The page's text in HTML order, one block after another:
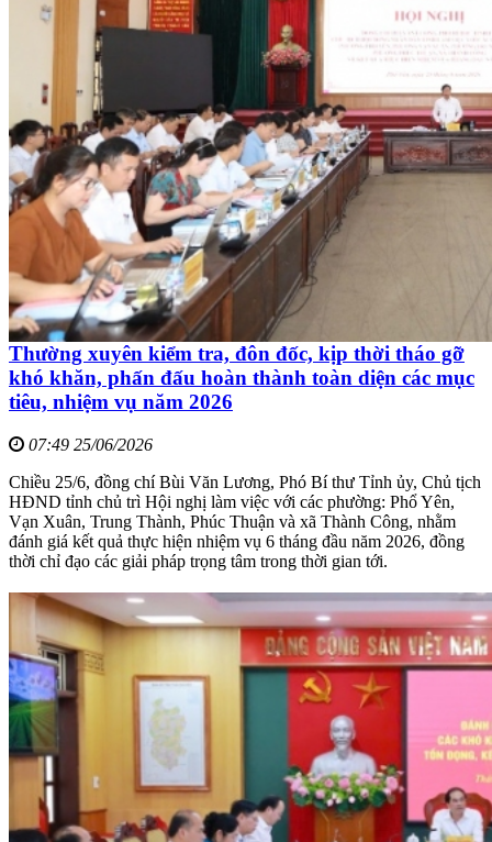
Thường xuyên kiểm tra, đôn đốc, kịp thời tháo gỡ
khó khăn, phấn đấu hoàn thành toàn diện các mục
tiêu, nhiệm vụ năm 2026
07:49 25/06/2026
Chiều 25/6, đồng chí Bùi Văn Lương, Phó Bí thư Tỉnh ủy, Chủ tịch
HĐND tỉnh chủ trì Hội nghị làm việc với các phường: Phổ Yên,
Vạn Xuân, Trung Thành, Phúc Thuận và xã Thành Công, nhằm
đánh giá kết quả thực hiện nhiệm vụ 6 tháng đầu năm 2026, đồng
thời chỉ đạo các giải pháp trọng tâm trong thời gian tới.